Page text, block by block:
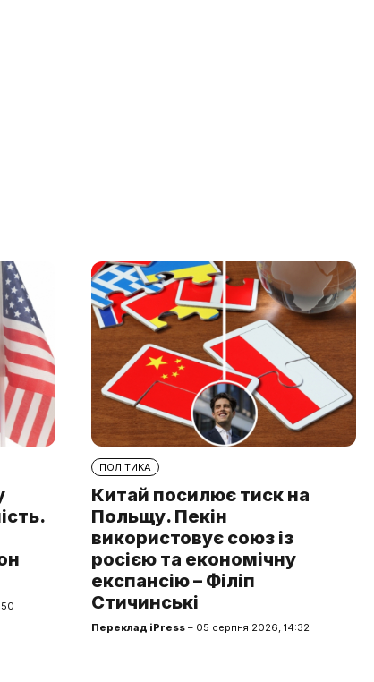
ПОЛІТИКА
Китай посилює тиск на
Польщу. Пекін
використовує союз із
росією та економічну
експансію – Філіп
Стичинські
Переклад iPress – 05 серпня 2026, 14:32